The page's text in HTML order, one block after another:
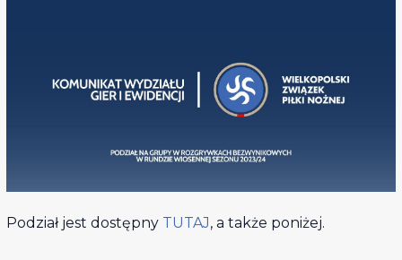
Podział jest dostępny TUTAJ, a także poniżej.